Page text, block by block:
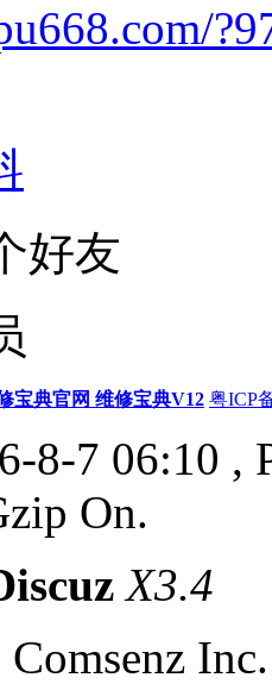
好友
宝典官网 维修宝典V12 粤ICP
8-7 06:10 ,
On.
X3.4
Inc.